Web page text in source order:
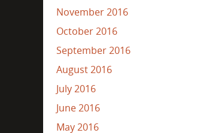
November 2016
October 2016
September 2016
August 2016
July 2016
June 2016
May 2016